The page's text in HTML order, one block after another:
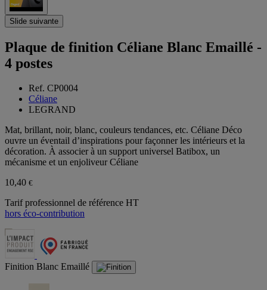
Slide suivante
Plaque de finition Céliane Blanc Emaillé -
4 postes
Ref. CP0004
Céliane
LEGRAND
Mat, brillant, noir, blanc, couleurs tendances, etc. Céliane Déco
ouvre un éventail d’inspirations pour façonner les intérieurs et la
décoration. À associer à un support universel Batibox, un
mécanisme et un enjoliveur Céliane
10,40 €
Tarif professionnel de référence HT
hors éco-contribution
Finition Blanc Emaillé